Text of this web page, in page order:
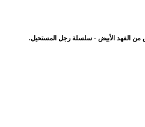
من الفهد الأبيض - سلسلة رجل المستحيل.